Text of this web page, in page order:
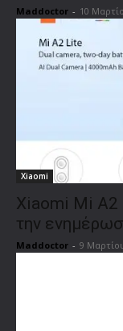
Maddoctor - 10
Xiaomi
Xiaomi Mi
την
Maddoctor - 9